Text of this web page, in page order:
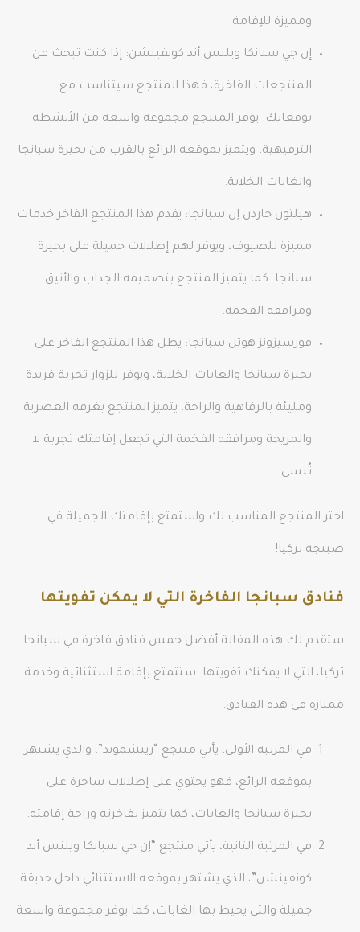
ومميزة للإقامة.
إن جي سبانكا ويلنس أند كونفينشن: إذا كنت تبحث عن
المنتجعات الفاخرة، فهذا المنتجع سيتناسب مع
توقعاتك. يوفر المنتجع مجموعة واسعة من الأنشطة
الترفيهية، ويتميز بموقعه الرائع بالقرب من بحيرة سبانجا
والغابات الخلابة.
هيلتون جاردن إن سبانجا: يقدم هذا المنتجع الفاخر خدمات
مميزة للضيوف، ويوفر لهم إطلالات جميلة على بحيرة
سبانجا. كما يتميز المنتجع بتصميمه الجذاب والأنيق
ومرافقه الفخمة.
فورسيزونز هوتل سبانجا: يطل هذا المنتجع الفاخر على
بحيرة سبانجا والغابات الخلابة، ويوفر للزوار تجربة فريدة
ومليئة بالرفاهية والراحة. يتميز المنتجع بغرفه العصرية
والمريحة ومرافقه الفخمة التي تجعل إقامتك تجربة لا
تُنسى.
اختر المنتجع المناسب لك واستمتع بإقامتك الجميلة في
صبنجة تركيا!
فنادق سبانجا الفاخرة التي لا يمكن تفويتها
ستقدم لك هذه المقالة أفضل خمس فنادق فاخرة في سبانجا
تركيا، التي لا يمكنك تفويتها. ستتمتع بإقامة استثنائية وخدمة
ممتازة في هذه الفنادق.
في المرتبة الأولى، يأتي منتجع “ريتشموند”، والذي يشتهر
بموقعه الرائع، فهو يحتوي على إطلالات ساحرة على
بحيرة سبانجا والغابات، كما يتميز بفاخرته وراحة إقامته.
في المرتبة الثانية، يأتي منتجع “إن جي سبانكا ويلنس أند
كونفينشن”، الذي يشتهر بموقعه الاستثنائي داخل حديقة
جميلة والتي يحيط بها الغابات، كما يوفر مجموعة واسعة